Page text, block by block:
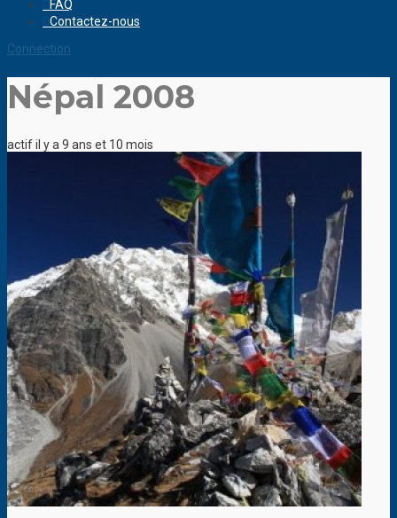
FAQ
Contactez-nous
Connection
Népal 2008
actif il y a 9 ans et 10 mois